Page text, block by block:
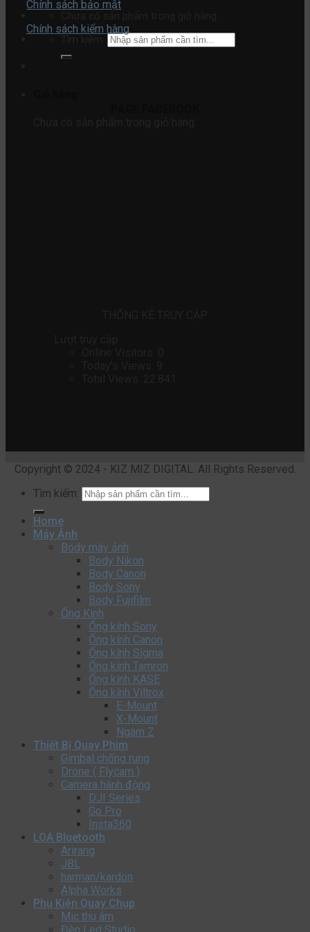
Chính sách bảo mật
Chính sách kiểm hàng
Copyright © 2024 - KIZ MIZ DIGITAL. All Rights Reserved.
Tìm kiếm:
Home
Máy Ảnh
Body máy ảnh
Body Nikon
Body Canon
Body Sony
Body Fujifilm
Ống Kính
Ống kính Sony
Ống kính Canon
Ống kính Sigma
Ống kính Tamron
Ống kính KASE
Ống kính Viltrox
E-Mount
X-Mount
Ngàm Z
Thiết Bị Quay Phim
Gimbal chống rung
Drone ( Flycam )
Camera hành động
DJI Series
Go Pro
Insta360
LOA Bluetooth
Arirang
JBL
harman/kardon
Alpha Works
Phụ Kiện Quay Chụp
Mic thu âm